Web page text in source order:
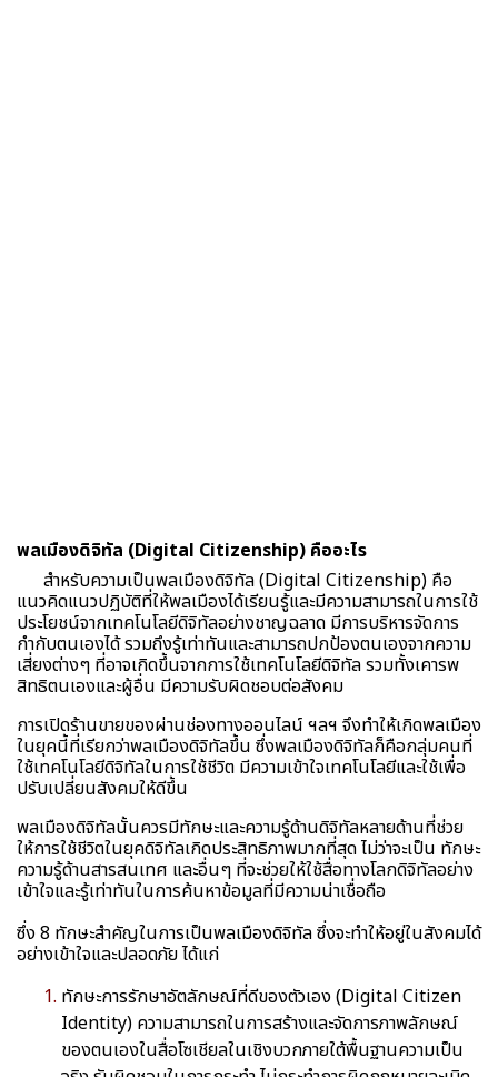
พลเมืองดิจิทัล (Digital Citizenship) คืออะไร
สำหรับความเป็นพลเมืองดิจิทัล (Digital Citizenship) คือ
แนวคิดแนวปฏิบัติที่ให้พลเมืองได้เรียนรู้และมีความสามารถในการใช้
ประโยชน์จากเทคโนโลยีดิจิทัลอย่างชาญฉลาด มีการบริหารจัดการ
กำกับตนเองได้ รวมถึงรู้เท่าทันและสามารถปกป้องตนเองจากความ
เสี่ยงต่างๆ ที่อาจเกิดขึ้นจากการใช้เทคโนโลยีดิจิทัล รวมทั้งเคารพ
สิทธิตนเองและผู้อื่น มีความรับผิดชอบต่อสังคม
การเปิดร้านขายของผ่านช่องทางออนไลน์ ฯลฯ จึงทำให้เกิดพลเมือง
ในยุคนี้ที่เรียกว่าพลเมืองดิจิทัลขึ้น ซึ่งพลเมืองดิจิทัลก็คือกลุ่มคนที่
ใช้เทคโนโลยีดิจิทัลในการใช้ชีวิต มีความเข้าใจเทคโนโลยีและใช้เพื่อ
ปรับเปลี่ยนสังคมให้ดีขึ้น
พลเมืองดิจิทัลนั้นควรมีทักษะและความรู้ด้านดิจิทัลหลายด้านที่ช่วย
ให้การใช้ชีวิตในยุคดิจิทัลเกิดประสิทธิภาพมากที่สุด ไม่ว่าจะเป็น ทักษะ
ความรู้ด้านสารสนเทศ และอื่นๆ ที่จะช่วยให้ใช้สื่อทางโลกดิจิทัลอย่าง
เข้าใจและรู้เท่าทันในการค้นหาข้อมูลที่มีความน่าเชื่อถือ
ซึ่ง 8 ทักษะสำคัญในการเป็นพลเมืองดิจิทัล ซึ่งจะทำให้อยู่ในสังคมได้
อย่างเข้าใจและปลอดภัย ได้แก่
ทักษะการรักษาอัตลักษณ์ที่ดีของตัวเอง (Digital Citizen
Identity) ความสามารถในการสร้างและจัดการภาพลักษณ์
ของตนเองในสื่อโซเชียลในเชิงบวกภายใต้พื้นฐานความเป็น